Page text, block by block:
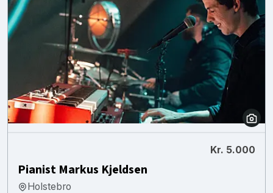
Kr. 5.000
Pianist Markus Kjeldsen
Holstebro